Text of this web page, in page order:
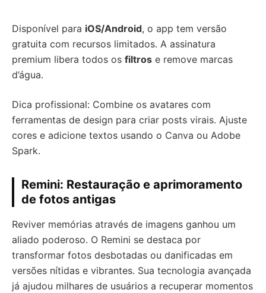
Disponível para iOS/Android, o app tem versão
gratuita com recursos limitados. A assinatura
premium libera todos os filtros e remove marcas
d’água.
Dica profissional: Combine os avatares com
ferramentas de design para criar posts virais. Ajuste
cores e adicione textos usando o Canva ou Adobe
Spark.
Remini: Restauração e aprimoramento
de fotos antigas
Reviver memórias através de imagens ganhou um
aliado poderoso. O Remini se destaca por
transformar fotos desbotadas ou danificadas em
versões nítidas e vibrantes. Sua tecnologia avançada
já ajudou milhares de usuários a recuperar momentos